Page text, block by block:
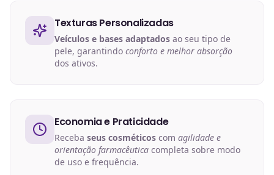
Texturas Personalizadas
Veículos e bases adaptados ao seu tipo de
pele, garantindo conforto e melhor absorção
dos ativos.
Economia e Praticidade
Receba seus cosméticos com agilidade e
orientação farmacêutica completa sobre modo
de uso e frequência.